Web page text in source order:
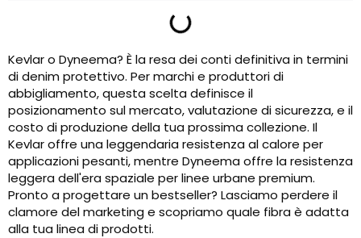
Kevlar o Dyneema? È la resa dei conti definitiva in termini
di denim protettivo. Per marchi e produttori di
abbigliamento, questa scelta definisce il
posizionamento sul mercato, valutazione di sicurezza, e il
costo di produzione della tua prossima collezione. Il
Kevlar offre una leggendaria resistenza al calore per
applicazioni pesanti, mentre Dyneema offre la resistenza
leggera dell'era spaziale per linee urbane premium.
Pronto a progettare un bestseller? Lasciamo perdere il
clamore del marketing e scopriamo quale fibra è adatta
alla tua linea di prodotti.